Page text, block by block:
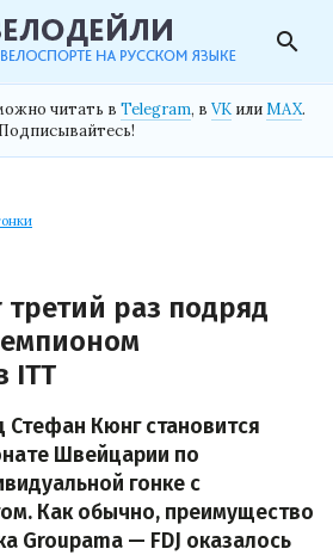
search
читать в Telegram, в VK илиMAX.
Подписывайтесь!
раз подряд
ITT
Стефан Кюнг становится
Швейцарии по
гонке с
Как обычно, преимущество
Groupama — FDJ оказалось